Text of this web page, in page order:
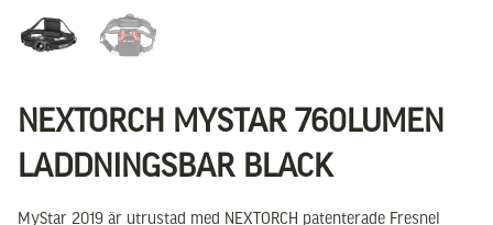
NEXTORCH MYSTAR 760LUMEN
LADDNINGSBAR BLACK
MyStar 2019 är utrustad med NEXTORCH patenterade Fresnel